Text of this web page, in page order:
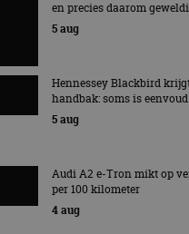
en precies daarom
5 aug
Hennessey Blackbird
handbak: soms is
5 aug
Audi A2 e-Tron mikt op
per 100 kilometer
4 aug
gebruikersaanmelding en accountbeheer.
strikt noodzakelijke cookies.
Naam
Domein
cf_clearance
Cloudflare,